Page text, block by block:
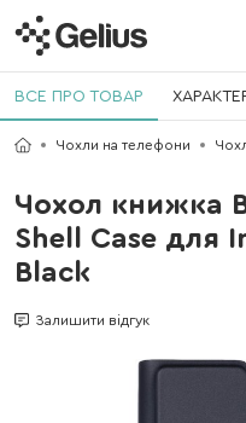
ВСЕ ПРО ТОВАР
Чохли на телефони
Чохол книжка
Shell Case для
Black
Залишити відгук